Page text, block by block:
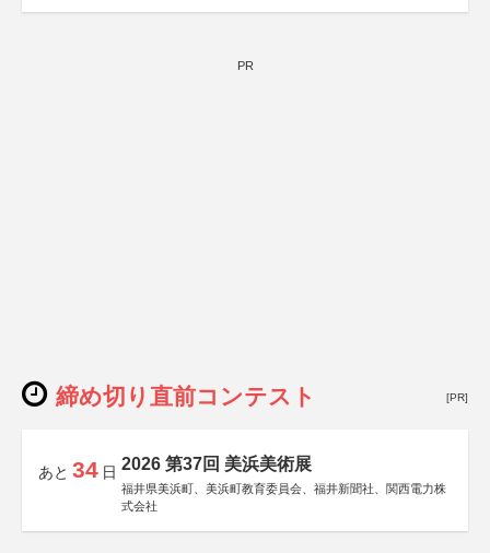
PR
締め切り直前コンテスト [PR]
あと 34 日 2026 第37回 美浜美術展
福井県美浜町、美浜町教育委員会、福井新聞社、関西電力株
式会社